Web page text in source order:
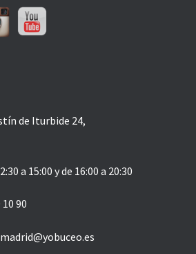
de Iturbide 24,
a 15:00 y de 16:00 a 20:30
90
madrid@yobuceo.es